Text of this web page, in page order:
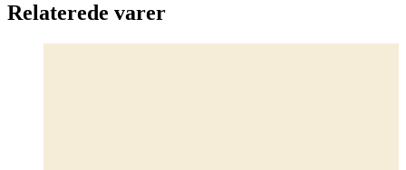
Relaterede varer